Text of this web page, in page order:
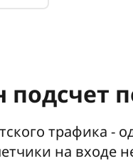
трафика -
на